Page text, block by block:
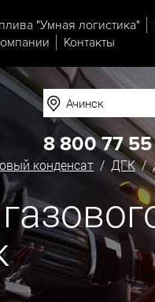
"Умная логистика"
Контакты
Ачинск
8 800 77
конденсат / ДГК/